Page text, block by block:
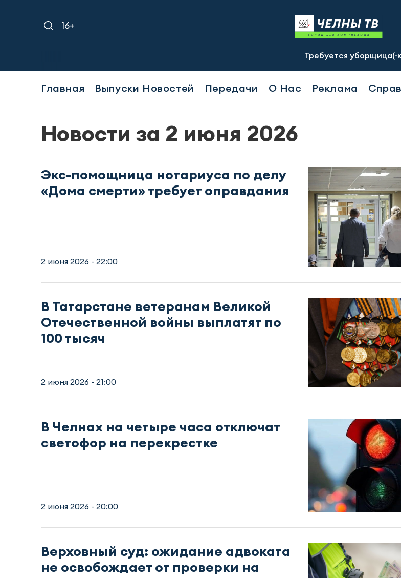
16+
Требуется уборщица(-к)
Главная Выпуски Новостей Передачи О Нас Реклама
Новости за 2 июня 2026
Экс-помощница нотариуса по делу
«Дома смерти» требует оправдания
2 июня 2026 - 22:00
В Татарстане ветеранам Великой
Отечественной войны выплатят по
100 тысяч
2 июня 2026 - 21:00
В Челнах на четыре часа отключат
светофор на перекрестке
2 июня 2026 - 20:00
Верховный суд: ожидание адвоката
не освобождает от проверки на